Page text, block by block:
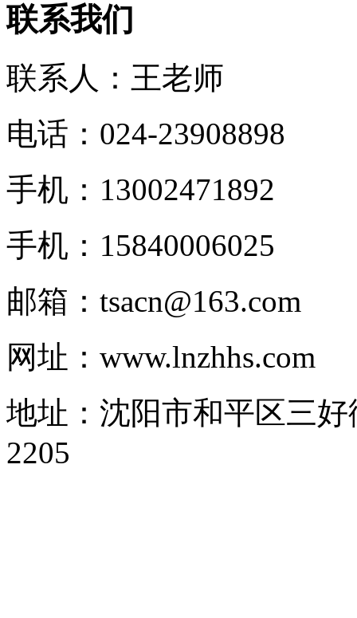
联系我们
联系人：王老师
电话：024-23908898
手机：13002471892
手机：15840006025
邮箱：tsacn@163.com
网址：www.lnzhhs.com
地址：沈阳市和平区三
2205